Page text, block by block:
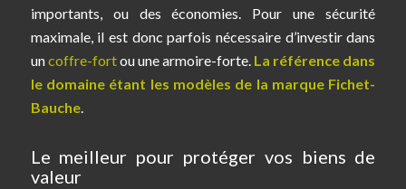
importants, ou des économies. Pour une sécurité
maximale, il est donc parfois nécessaire d’investir dans
uncoffre-fortou une armoire-forte. La référence dans
le domaine étant les modèles de la marque Fichet-
Bauche.
Le meilleur pour protéger vos biens de
valeur